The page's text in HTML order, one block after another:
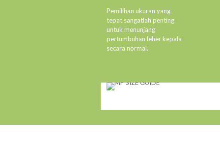
Pemilihan ukuran yang
tepat sangatlah penting
untuk menunjang
pertumbuhan leher kepala
secara normal.